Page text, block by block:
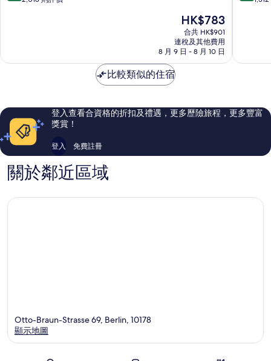
店
很
評
價
評
現
售
HK$783
HK$783
合共 HK$901
連稅及其他費用
8 月 9 日 - 8 月 10 日
特
優
評
價
比較類似的住宿
登入查看合資格的折扣及禮遇，更多歷險旅程，更多豐富
獎賞！
登入 免費註冊
關於鄰近區域
Otto-Braun-Strasse 69, Berlin, 10178
顯示地圖